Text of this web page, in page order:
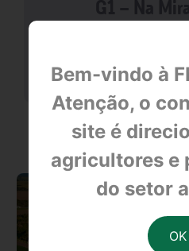
Bem-vindo à
Atenção, o
site é
agricultores e
do setor
null
OUTRAS